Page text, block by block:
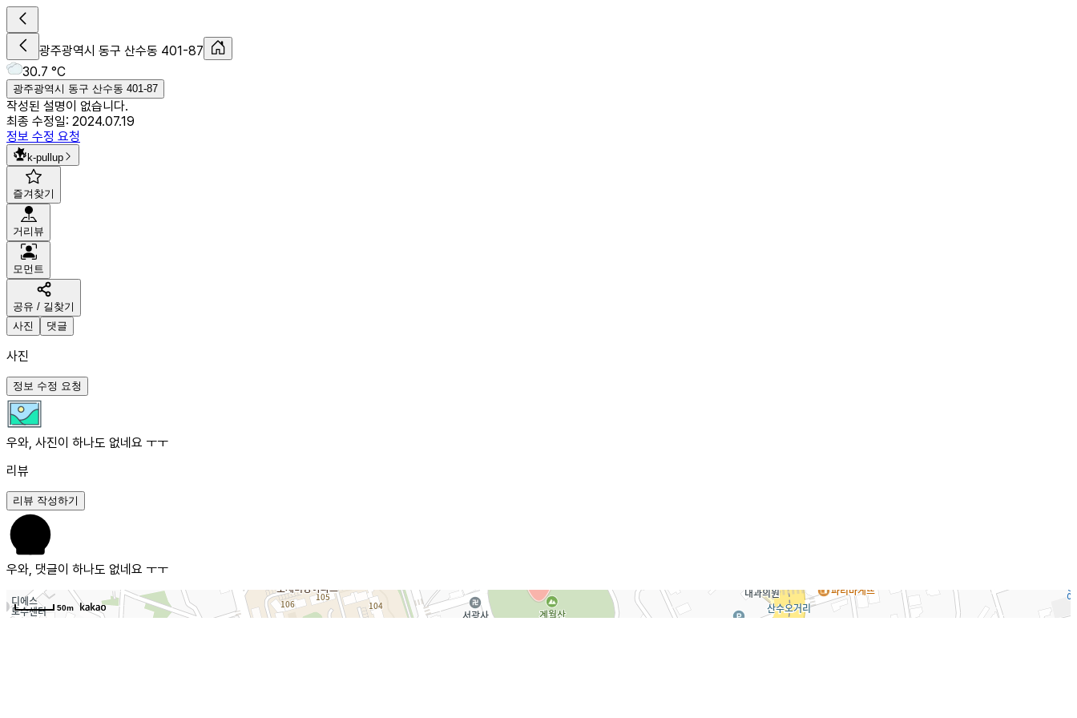
광주광역시 동구 산수동 401-87
30.7 °C
광주광역시 동구 산수동 401-87
작성된 설명이 없습니다.
최종 수정일: 2024.07.19
정보 수정 요청
k-pullup
즐겨찾기
거리뷰
모먼트
공유 / 길찾기
사진
댓글
사진
정보 수정 요청
우와, 사진이 하나도 없네요 ㅜㅜ
리뷰
리뷰 작성하기
우와, 댓글이 하나도 없네요 ㅜㅜ
50m